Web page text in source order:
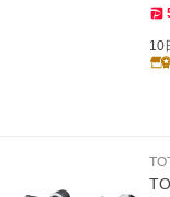
10